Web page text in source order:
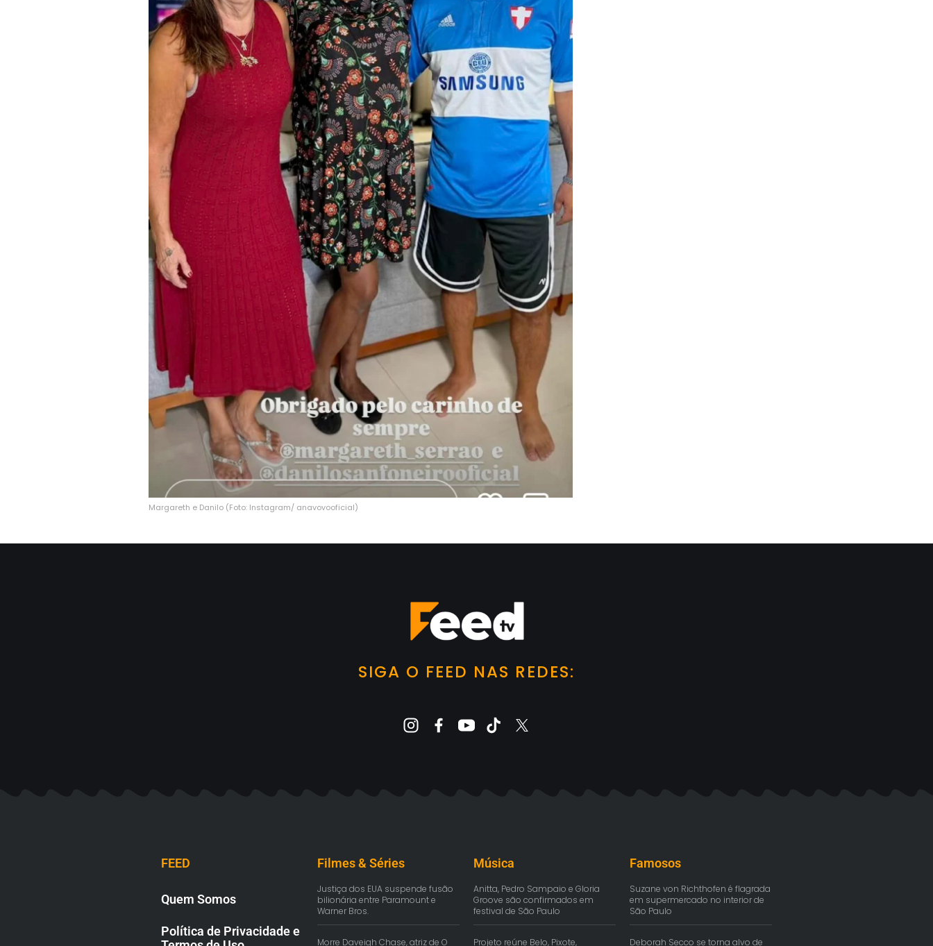
Margareth e Danilo (Foto: Instagram/ anavovooficial)
SIGA O FEED NAS REDES:
FEED
Quem Somos
Política de Privacidade e
Filmes & Séries
Justiça dos EUA suspende fusão
bilionária entre Paramount e
Warner Bros.
Morre Daveigh Chase, atriz de O
Música
Anitta, Pedro Sampaio e Gloria
Groove são confirmados em
festival de São Paulo
Projeto reúne Belo, Pixote,
Famosos
Suzane von Richthofen é flagrada
em supermercado no interior de
São Paulo
Deborah Secco se torna alvo de